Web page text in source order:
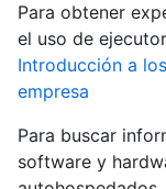
Para obtener
el uso de
Introducción a
empresa
Para buscar
software y